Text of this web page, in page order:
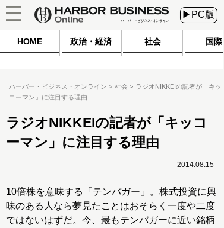
▶PC版
HOME 政治・経済 社会 国際
ハーバー・ビジネス・オンライン 社会
ラジオNIKKEIの記者が「キッ
コーマン」に注目する理由
ラジオNIKKEIの記者が「キッコ
ーマン」に注目する理由
2014.08.15
10倍株を意味する「テンバガー」。株式投資に興
味のある人なら夢見たことはおそらく一度や二度
ではないはずだ。今、最もテンバガーに近い銘柄